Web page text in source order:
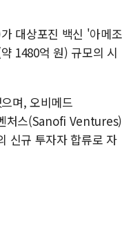
불안 속 유가 상승에 소폭
년주택' SNS 글 역풍에 "
지고 가뭄 숙지나...경북동
대상포진 백신 '아메조
1480억 원) 규모의 시
며, 오비메드
처스(Sanofi Ventures)
신규 투자자 합류로 자